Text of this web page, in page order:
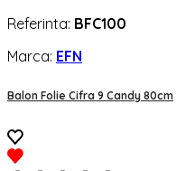
Referinta: BFC100
Marca: EFN
Balon Folie Cifra 9 Candy 80cm